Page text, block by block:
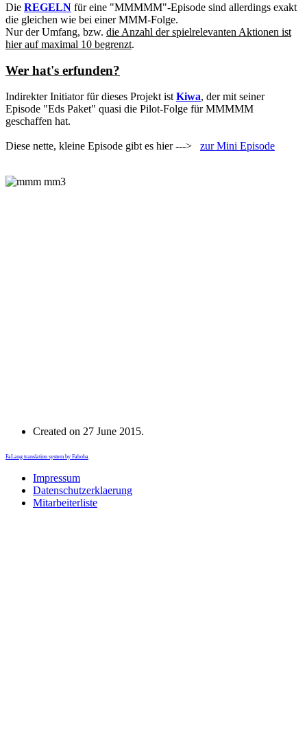
Die REGELN für eine "MMMMM"-Episode sind allerdings exakt
die gleichen wie bei einer MMM-Folge.
Nur der Umfang, bzw. die Anzahl der spielrelevanten Aktionen ist
hier auf maximal 10 begrenzt.
Wer hat's erfunden?
Indirekter Initiator für dieses Projekt ist Kiwa, der mit seiner
Episode "Eds Paket" quasi die Pilot-Folge für MMMMM
geschaffen hat.
Diese nette, kleine Episode gibt es hier ---> zur Mini Episode
Created on 27 June 2015.
FaLang translation system by Faboba
Impressum
Datenschutzerklaerung
Mitarbeiterliste